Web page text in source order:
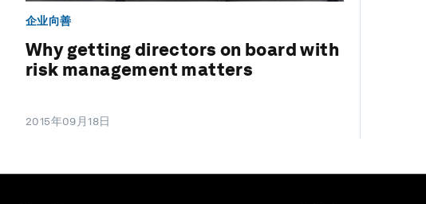
企业向善
Why getting directors on board with
risk management matters
2015年09月18日